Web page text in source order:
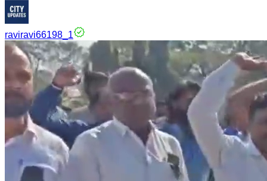
raviravi66198_1